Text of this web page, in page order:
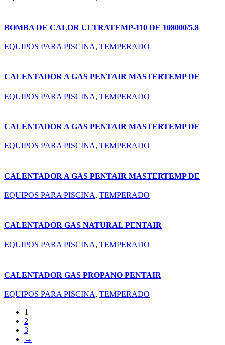
BOMBA DE CALOR ULTRATEMP-110 DE 108000/5.8
EQUIPOS PARA PISCINA, TEMPERADO
CALENTADOR A GAS PENTAIR MASTERTEMP DE
EQUIPOS PARA PISCINA, TEMPERADO
CALENTADOR A GAS PENTAIR MASTERTEMP DE
EQUIPOS PARA PISCINA, TEMPERADO
CALENTADOR A GAS PENTAIR MASTERTEMP DE
EQUIPOS PARA PISCINA, TEMPERADO
CALENTADOR GAS NATURAL PENTAIR
EQUIPOS PARA PISCINA, TEMPERADO
CALENTADOR GAS PROPANO PENTAIR
EQUIPOS PARA PISCINA, TEMPERADO
1
2
3
→